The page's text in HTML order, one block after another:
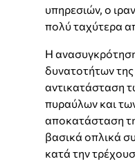
υπηρεσιών, ο
πολύ ταχύτερα
Η
δυνατοτήτων της
αντικατάσταση
πυραύλων και
αποκατάσταση
βασικά οπλικά
κατά την